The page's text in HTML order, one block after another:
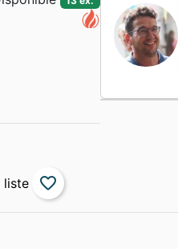
favorite_border